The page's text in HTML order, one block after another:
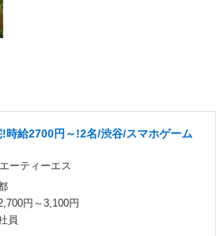
!時給2700円～!2名/渋谷/スマホゲーム
ーティーエス
円～3,100円
員